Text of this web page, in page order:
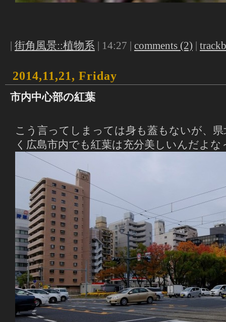
街角風景::植物系 | 14:27 | comments (2)
2014,11,21, Friday
市内中心部の紅葉
こう言ってしまっては身も蓋もないが、
く広島市内でも紅葉は充分美しいんだよな